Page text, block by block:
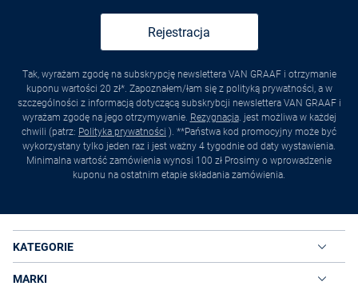
Rejestracja
Tak, wyrażam zgodę na subskrypcję newslettera VAN GRAAF i otrzymanie
kuponu wartości 20 zł*. Zapoznałem/łam się z polityką prywatności, a w
szczególności z informacją dotyczącą subskrybcji newslettera VAN GRAAF i
wyrażam zgodę na jego otrzymywanie. Rezygnacja. jest możliwa w każdej
chwili (patrz: Polityka prywatności ). **Państwa kod promocyjny może być
wykorzystany tylko jeden raz i jest ważny 4 tygodnie od daty wystawienia.
Minimalna wartość zamówienia wynosi 100 zł Prosimy o wprowadzenie
kuponu na ostatnim etapie składania zamówienia.
KATEGORIE
MARKI